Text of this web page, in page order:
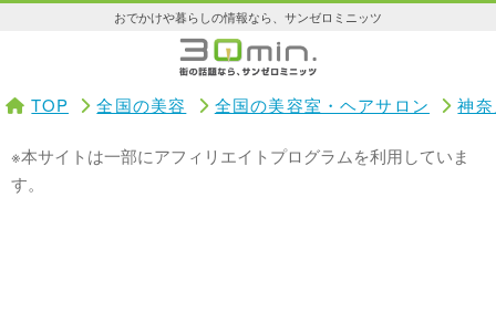
おでかけや暮らしの情報なら、サンゼロミニッツ
TOP 全国の美容 全国の美容室・ヘアサロン 神
※本サイトは一部にアフィリエイトプログラムを利用していま
す。